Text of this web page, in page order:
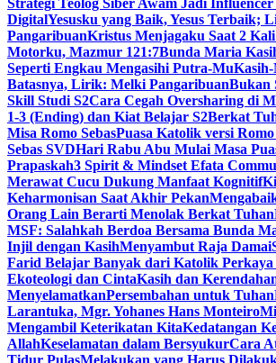
Strategi Teolog Siber Awam Jadi
DigitalYesusku yang Baik, Yesus Terbaik;
PangaribuanKristus Menjagaku Saat 2
Motorku, Mazmur 121:7Bunda Maria
Seperti Engkau Mengasihi Putra-Mu
Batasnya, Lirik: Melki PangaribuanBukan
Skill Studi S2Cara Cegah Oversharing di
1-3 (Ending) dan Kiat Belajar S2Berkat
Misa Romo SebasPuasa Katolik versi
Sebas SVDHari Rabu Abu Mulai Masa
Prapaskah3 Spirit & Mindset Efata
Merawat Cucu Dukung Manfaat Kognitif
Keharmonisan Saat Akhir Pekan
Orang Lain Berarti Menolak Berkat Tuhan
MSF: Salahkah Berdoa Bersama Bunda
Injil dengan KasihMenyambut Raja Damai
Farid Belajar Banyak dari Katolik Perkaya
Ekoteologi dan CintaKasih dan
MenyelamatkanPersembahan untuk Tuhan
Larantuka, Mgr. Yohanes Hans Monteiro
Mengambil Keterikatan KitaKedatangan
AllahKeselamatan dalam BersyukurCara